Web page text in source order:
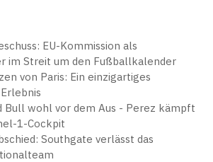
EU-Kommission als
im Streit um den Fußballkalender
von Paris: Ein einzigartiges
Bull wohl vor dem Aus - Perez kämpft
1-Cockpit
Southgate verlässt das